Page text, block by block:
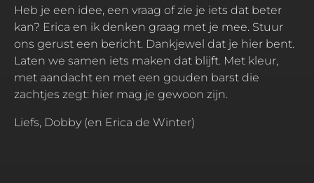
Heb je een idee, een vraag of zie je iets dat beter
kan? Erica en ik denken graag met je mee. Stuur
ons gerust een bericht. Dankjewel dat je hier bent.
Laten we samen iets maken dat blijft. Met kleur,
met aandacht en met een gouden barst die
zachtjes zegt: hier mag je gewoon zijn.
Liefs, Dobby (en Erica de Winter)